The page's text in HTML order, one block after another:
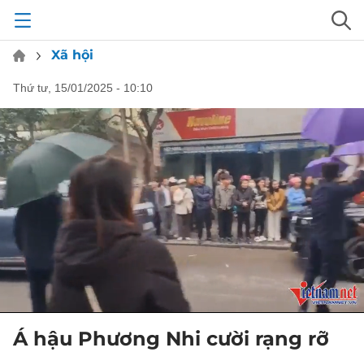
Xã hội
thứ tư, 15/01/2025 - 10:10
Á hậu Phương Nhi cười rạng rỡ